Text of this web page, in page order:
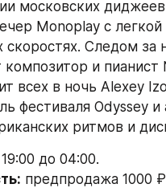
московских
Monoplay с
скоростях. Следом за
композитор и пианист
всех в ночь Alexey
фестиваля Odyssey
ритмов и
до 04:00.
предпродажа 1000 ₽